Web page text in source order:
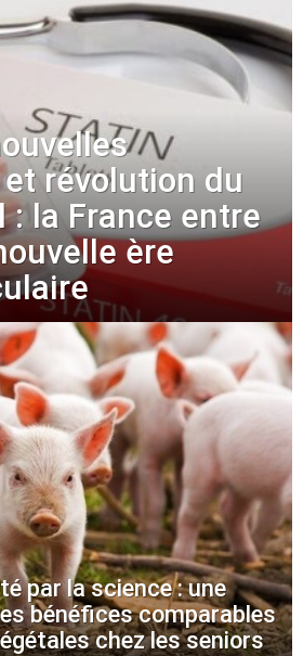
révolution du
: la France entre
ère
par la science : une
bénéfices comparables
chez les seniors